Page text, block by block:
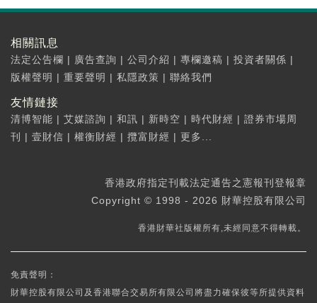
相關訊息
法定公告欄 | 廣告查詢 | 公司介紹 | 專欄邀稿 | 投資者關係 |
版權聲明 | 重要聲明 | 私隱政策 | 聯絡我們
友情鏈接
清博智能 | 艾媒諮詢 | 和訊 | 新時空 | 時代財經 | 證券市場周
刊
| 壹財信 | 權衡財經 | 攬富財經 | 更多...
香港政府指定刊載法定通告之憲報刊登報章
Copyright © 1998 - 2026 財華控股有限公司
香港財華社版權所有,未經同意不得轉載。
免責聲明：
財華控股有限公司及香港聯合交易所有限公司將盡力確保彼等所提供資料